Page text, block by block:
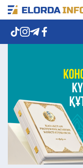
Елорда жаңалықтары
Саясат
Әлеумет
Экономика
Спорт
Мәдениет